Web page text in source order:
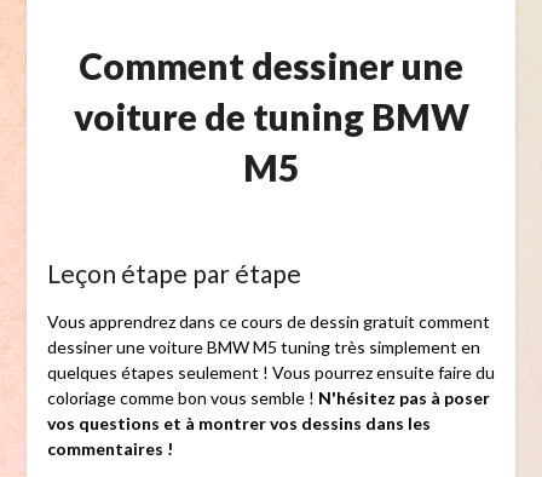
Comment dessiner une
voiture de tuning BMW
M5
Leçon étape par étape
Vous apprendrez dans ce cours de dessin gratuit comment
dessiner une voiture BMW M5 tuning très simplement en
quelques étapes seulement ! Vous pourrez ensuite faire du
coloriage comme bon vous semble ! N'hésitez pas à poser
vos questions et à montrer vos dessins dans les
commentaires !